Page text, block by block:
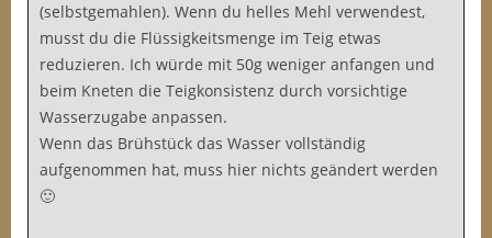
(selbstgemahlen). Wenn du helles Mehl verwendest,
musst du die Flüssigkeitsmenge im Teig etwas
reduzieren. Ich würde mit 50g weniger anfangen und
beim Kneten die Teigkonsistenz durch vorsichtige
Wasserzugabe anpassen.
Wenn das Brühstück das Wasser vollständig
aufgenommen hat, muss hier nichts geändert werden
🙂